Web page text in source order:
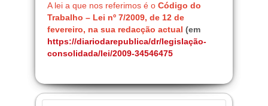
A lei a que nos referimos é o Código do
Trabalho – Lei nº 7/2009, de 12 de
fevereiro, na sua redacção actual (em
https://diariodarepublica/dr/legislação-
consolidada/lei/2009-34546475